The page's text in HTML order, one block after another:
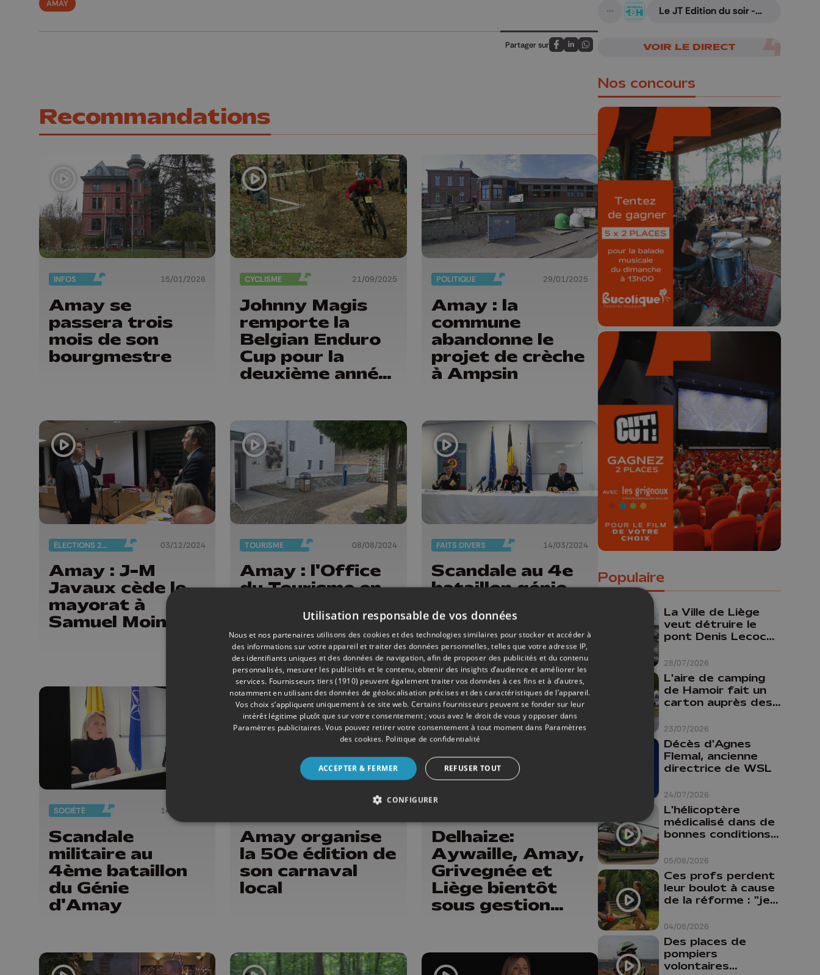
AMAY
Partager sur
Partagez sur FaceBook
Partagez sur LinkedIn
Partagez sur Whatsapp
Recommandations
INFOS 15/01/2026
Amay se
passera trois
mois de son
bourgmestre
CYCLISME 21/09/2025
Johnny Magis
remporte la
Belgian Enduro
Cup pour la
deuxième année
POLITIQUE 29/01/2025
Amay : la
commune
abandonne le
projet de crèche
à Ampsin
ÉLECTIONS 2024 03/12/2024
Amay : J-M
Javaux cède le
mayorat à
Samuel Moiny
TOURISME 08/08/2024
Amay : l'Office
du Tourisme en
label "Bienvenue
Vélo"
FAITS DIVERS 14/03/2024
Scandale au 4e
bataillon génie
complet de la
situation
SOCIÉTÉ 14/03/2024
Scandale
militaire au
4ème bataillon
du Génie
d'Amay
Amay organise
la 50e édition de
son carnaval
local
Delhaize:
Aywaille, Amay,
Grivegnée et
Liège bientôt
sous gestion
A suivre
Le JT Edition du soir -
VOIR LE DIRECT
Nos concours
🎁 Gagnez 5x2
places pour le
Bucolique Ferrières
Festival 🌿🎶
Concours valable jusqu'au 9 août,
23h59.
🎬 Concours CUT x
Les Grignoux ✨
Concours permanent - 2 places à
gagner chaque semaine !
Populaire
28/07/2026
La Ville de Liège
veut détruire le
pont Denis Lecocq
budget pour le
faire
23/07/2026
L'aire de camping
de Hamoir fait un
carton auprès des
24/07/2026
Décès d'Agnes
Flemal, ancienne
directrice de WSL
05/08/2026
L'hélicoptère
médicalisé dans de
bonnes conditions à
04/08/2026
Ces profs perdent
leur boulot à cause
de la réforme : "je
comme prof que
comme
pharmacienne"
Des places de
pompiers
volontaires
Utilisation responsable de vos données
Nous et nos partenaires utilisons des cookies et des technologies similaires pour stocker et accéder à
des informations sur votre appareil et traiter des données personnelles, telles que votre adresse IP,
des identifiants uniques et des données de navigation, afin de proposer des publicités et du contenu
personnalisés, mesurer les publicités et le contenu, obtenir des insights d’audience et améliorer les
services. Fournisseurs tiers (1910) peuvent également traiter vos données à ces fins et à d’autres,
notamment en utilisant des données de géolocalisation précises et des caractéristiques de l’appareil.
Vos choix s’appliquent uniquement à ce site web. Certains fournisseurs peuvent se fonder sur leur
intérêt légitime plutôt que sur votre consentement ; vous avez le droit de vous y opposer dans
Paramètres publicitaires. Vous pouvez retirer votre consentement à tout moment dans Paramètres
des cookies. Politique de confidentialité
ACCEPTER & FERMER REFUSER TOUT
CONFIGURER